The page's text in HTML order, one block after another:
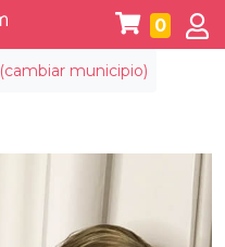
(cambiar municipio)
0